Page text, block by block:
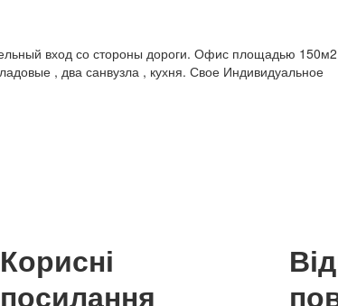
вход со стороны дороги. Офис площадью
, два санвузла , кухня. Свое Индивидуальное
Корисні
посилання